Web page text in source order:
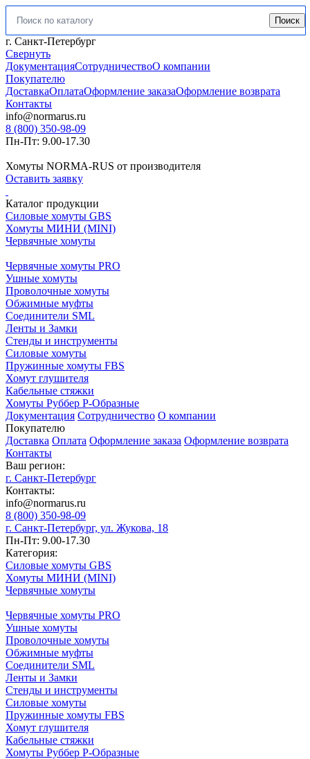
Искать: Поиск
г. Санкт-Петербург
Свернуть
ДокументацияСотрудничествоО компании
Покупателю
ДоставкаОплатаОформление заказаОформление возврата
Контакты
info@normarus.ru
8 (800) 350-98-09
Пн-Пт: 9.00-17.30
Хомуты NORMA-RUS от производителя
Оставить заявку
Каталог продукции
Силовые хомуты GBS
Хомуты МИНИ (MINI)
Червячные хомуты
Червячные хомуты PRO
Ушные хомуты
Проволочные хомуты
Обжимные муфты
Соединители SML
Ленты и Замки
Стенды и инструменты
Силовые хомуты
Пружинные хомуты FBS
Хомут глушителя
Кабельные стяжки
Хомуты Руббер Р-Образные
Документация Сотрудничество О компании
Покупателю
Доставка Оплата Оформление заказа Оформление возврата
Контакты
Ваш регион:
г. Санкт-Петербург
Контакты:
info@normarus.ru
8 (800) 350-98-09
г. Санкт-Петербург, ул. Жукова, 18
Пн-Пт: 9.00-17.30
Категория:
Силовые хомуты GBS
Хомуты МИНИ (MINI)
Червячные хомуты
Червячные хомуты PRO
Ушные хомуты
Проволочные хомуты
Обжимные муфты
Соединители SML
Ленты и Замки
Стенды и инструменты
Силовые хомуты
Пружинные хомуты FBS
Хомут глушителя
Кабельные стяжки
Хомуты Руббер Р-Образные